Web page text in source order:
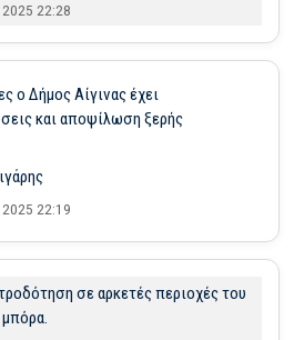
22:28
ο Δήμος Αίγινας έχει
και αποψίλωση ξερής
22:19
σε αρκετές περιοχές του
μπόρα.